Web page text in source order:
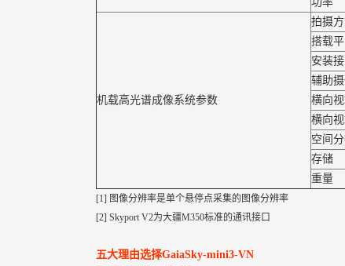
机载高光谱成像系统参数
拍摄
搭载
安装
辅助
横向
横向
空间
存储
重量
[1] 图像分辨率是单个悬停点采集的图像分辨率
[2] Skyport V2为大疆M350标准的通讯接口
五大理由选择GaiaSky-mini3-VN